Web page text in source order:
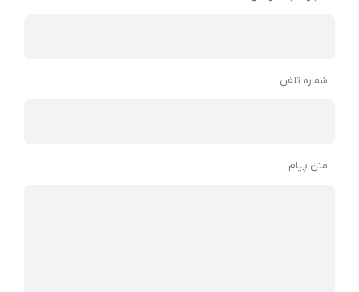
شماره تلفن
متن پیام